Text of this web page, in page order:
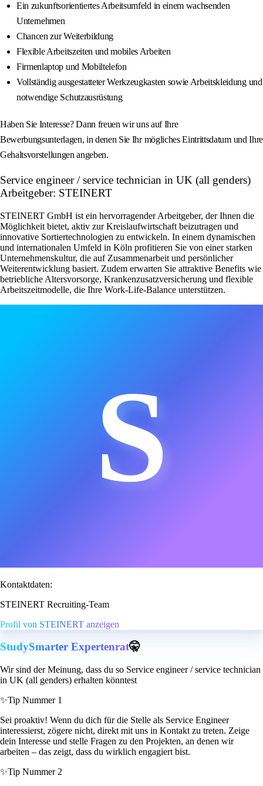
Ein zukunftsorientiertes Arbeitsumfeld in einem wachsenden
Unternehmen
Chancen zur Weiterbildung
Flexible Arbeitszeiten und mobiles Arbeiten
Firmenlaptop und Mobiltelefon
Vollständig ausgestatteter Werkzeugkasten sowie Arbeitskleidung und
notwendige Schutzausrüstung
Haben Sie Interesse? Dann freuen wir uns auf Ihre
Bewerbungsunterlagen, in denen Sie Ihr mögliches Eintrittsdatum und Ihre
Gehaltsvorstellungen angeben.
Service engineer / service technician in UK (all genders)
Arbeitgeber: STEINERT
STEINERT GmbH ist ein hervorragender Arbeitgeber, der Ihnen die
Möglichkeit bietet, aktiv zur Kreislaufwirtschaft beizutragen und
innovative Sortiertechnologien zu entwickeln. In einem dynamischen
und internationalen Umfeld in Köln profitieren Sie von einer starken
Unternehmenskultur, die auf Zusammenarbeit und persönlicher
Weiterentwicklung basiert. Zudem erwarten Sie attraktive Benefits wie
betriebliche Altersvorsorge, Krankenzusatzversicherung und flexible
Arbeitszeitmodelle, die Ihre Work-Life-Balance unterstützen.
S
Kontaktdaten:
STEINERT Recruiting-Team
Profil von STEINERT anzeigen
StudySmarter Expertenrat🤫
Wir sind der Meinung, dass du so Service engineer / service technician
in UK (all genders) erhalten könntest
✨Tip Nummer 1
Sei proaktiv! Wenn du dich für die Stelle als Service Engineer
interessierst, zögere nicht, direkt mit uns in Kontakt zu treten. Zeige
dein Interesse und stelle Fragen zu den Projekten, an denen wir
arbeiten – das zeigt, dass du wirklich engagiert bist.
✨Tip Nummer 2